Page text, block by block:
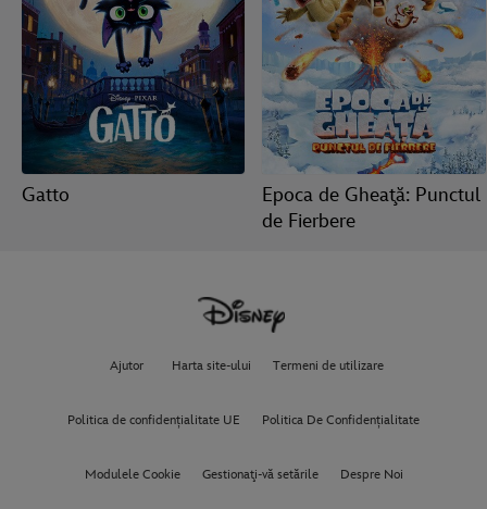
Gatto
Epoca de Gheaţă: Punctul
de Fierbere
Ajutor Harta site-ului Termeni de utilizare
Politica de confidențialitate UE Politica De Confidențialitate
Modulele Cookie Gestionaţi-vă setările Despre Noi